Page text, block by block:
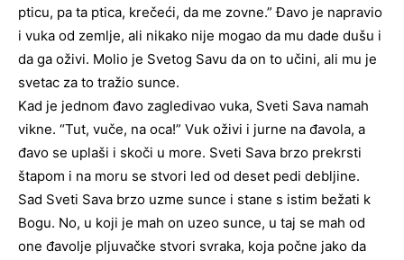
pticu, pa ta ptica, krečeći, da me zovne.” Đavo je napravio
i vuka od zemlje, ali nikako nije mogao da mu dade dušu i
da ga oživi. Molio je Svetog Savu da on to učini, ali mu je
svetac za to tražio sunce.
Kad je jednom đavo zagledivao vuka, Sveti Sava namah
vikne. “Tut, vuče, na oca!” Vuk oživi i jurne na đavola, a
đavo se uplaši i skoči u more. Sveti Sava brzo prekrsti
štapom i na moru se stvori led od deset pedi debljine.
Sad Sveti Sava brzo uzme sunce i stane s istim bežati k
Bogu. No, u koji je mah on uzeo sunce, u taj se mah od
one đavolje pljuvačke stvori svraka, koja počne jako da